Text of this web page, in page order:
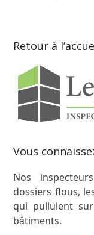
Retour à
Vous
Nos
dossiers flous,
qui pullulent
bâtiments.